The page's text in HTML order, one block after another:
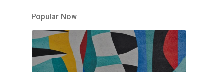
Popular Now